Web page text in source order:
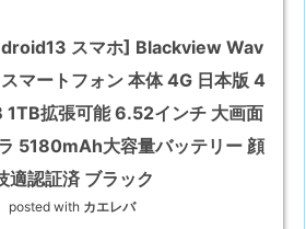
スマホ] Blackview Wav
マートフォン 本体 4G 日本版 4
拡張可能 6.52インチ 大画面
5180mAh大容量バッテリー 顔
適認証済 ブラック
posted with カエレバ